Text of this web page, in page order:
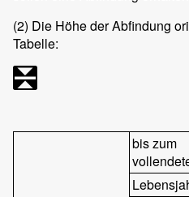
(2) Die Höhe der Abfindung
Tabelle:
bis zum